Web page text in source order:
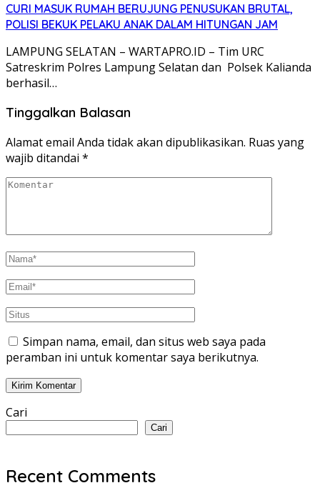
CURI MASUK RUMAH BERUJUNG PENUSUKAN BRUTAL,
POLISI BEKUK PELAKU ANAK DALAM HITUNGAN JAM
LAMPUNG SELATAN – WARTAPRO.ID – Tim URC
Satreskrim Polres Lampung Selatan dan Polsek Kalianda
berhasil…
Tinggalkan Balasan
Alamat email Anda tidak akan dipublikasikan. Ruas yang
wajib ditandai *
Simpan nama, email, dan situs web saya pada
peramban ini untuk komentar saya berikutnya.
Cari
Cari
Recent Comments